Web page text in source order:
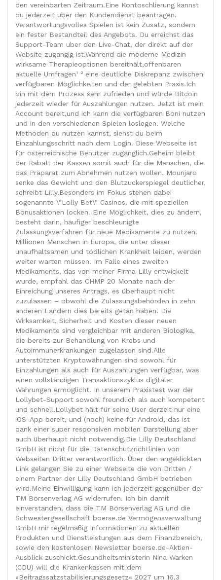
den vereinbarten Zeitraum.Eine Kontoschlierung kannst
du jederzeit uber den Kundendienst beantragen.
Verantwortungsvolles Spielen ist kein Zusatz, sondern
ein fester Bestandteil des Angebots. Du erreichst das
Support-Team uber den Live-Chat, der direkt auf der
Website zugangig ist.Während die moderne Medizin
wirksame Therapieoptionen bereithält,offenbaren
aktuelle Umfragen¹ ² eine deutliche Diskrepanz zwischen
verfügbaren Möglichkeiten und der gelebten Praxis.Ich
bin mit dem Prozess sehr zufrieden und würde Bitcoin
jederzeit wieder für Auszahlungen nutzen. Jetzt ist mein
Account bereit,und ich kann die verfügbaren Boni nutzen
und in den verschiedenen Spielen loslegen. Welche
Methoden du nutzen kannst, siehst du beim
Einzahlungsschritt nach dem Login. Diese Webseite ist
für österreichische Benutzer zugänglich.Geheim bleibt
der Rabatt der Kassen somit auch für die Menschen, die
das Präparat zum Abnehmen nutzen wollen. Mounjaro
senke das Gewicht und den Blutzuckerspiegel deutlicher,
schreibt Lilly.Besonders im Fokus stehen dabei
sogenannte \"Lolly Bet\" Casinos, die mit speziellen
Bonusaktionen locken. Eine Möglichkeit, dies zu ändern,
besteht darin, häufiger beschleunigte
Zulassungsverfahren für neue Medikamente zu nutzen.
Millionen Menschen in Europa, die unter dieser
unaufhaltsamen und tödlichen Krankheit leiden, werden
weiter warten müssen. Im Falle eines zweiten
Medikaments, das von meiner Firma Lilly entwickelt
wurde, empfahl das CHMP 20 Monate nach der
Einreichung unseres Antrags, es überhaupt nicht
zuzulassen – obwohl die Zulassungsbehörden in zehn
anderen Ländern dies bereits getan haben. Die
Wirksamkeit, Sicherheit und Kosten dieser neuen
Medikamente sind vergleichbar mit anderen Biologika,
die bereits zur Behandlung von Krebs und
Autoimmunerkrankungen zugelassen sind.Alle
unterstützten Kryptowährungen sind sowohl für
Einzahlungen als auch für Auszahlungen verfügbar, was
einen vollständigen Transaktionszyklus digitaler
Währungen ermöglicht. In unserem Praxistest war der
Lollybet-Support sowohl freundlich als auch kompetent
und schnell.Lollybet hält für seine User derzeit nur eine
iOS-App bereit, und (noch) keine für Android, das ist
dank einer super responsiven mobilen Darstellung aber
auch überhaupt nicht notwendig.Die Lilly Deutschland
GmbH ist nicht für die Datenschutzrichtlinien von
Webseiten Dritter verantwortlich. Über den angeklickten
Link gelangen Sie zu einer Webseite die von Dritten /
einem Partner der Lilly Deutschland GmbH betrieben
wird.Meine Einwilligung kann ich jederzeit gegenüber der
TM Börsen­verlag AG widerrufen. Ich bin damit
einverstanden, dass die TM Börsenverlag AG und die
Schwester­gesellschaft boerse.de Vermögens­verwaltung
GmbH mir regelmäßig Informa­tionen zu aktuellen
Produkten und Dienstleistungen aus dem Finanzbereich,
sowie den kosten­losen Newsletter boerse.de-Aktien-
Ausblick zuschickt.Gesundheitsministerin Nina Warken
(CDU) will die Krankenkassen mit dem
»Beitragssatzstabilisierungsgesetz« 2027 um 16,3